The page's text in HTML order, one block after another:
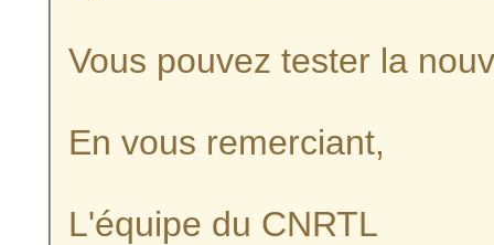
Vous pouvez tester la
En vous remerciant,
L'équipe du CNRTL